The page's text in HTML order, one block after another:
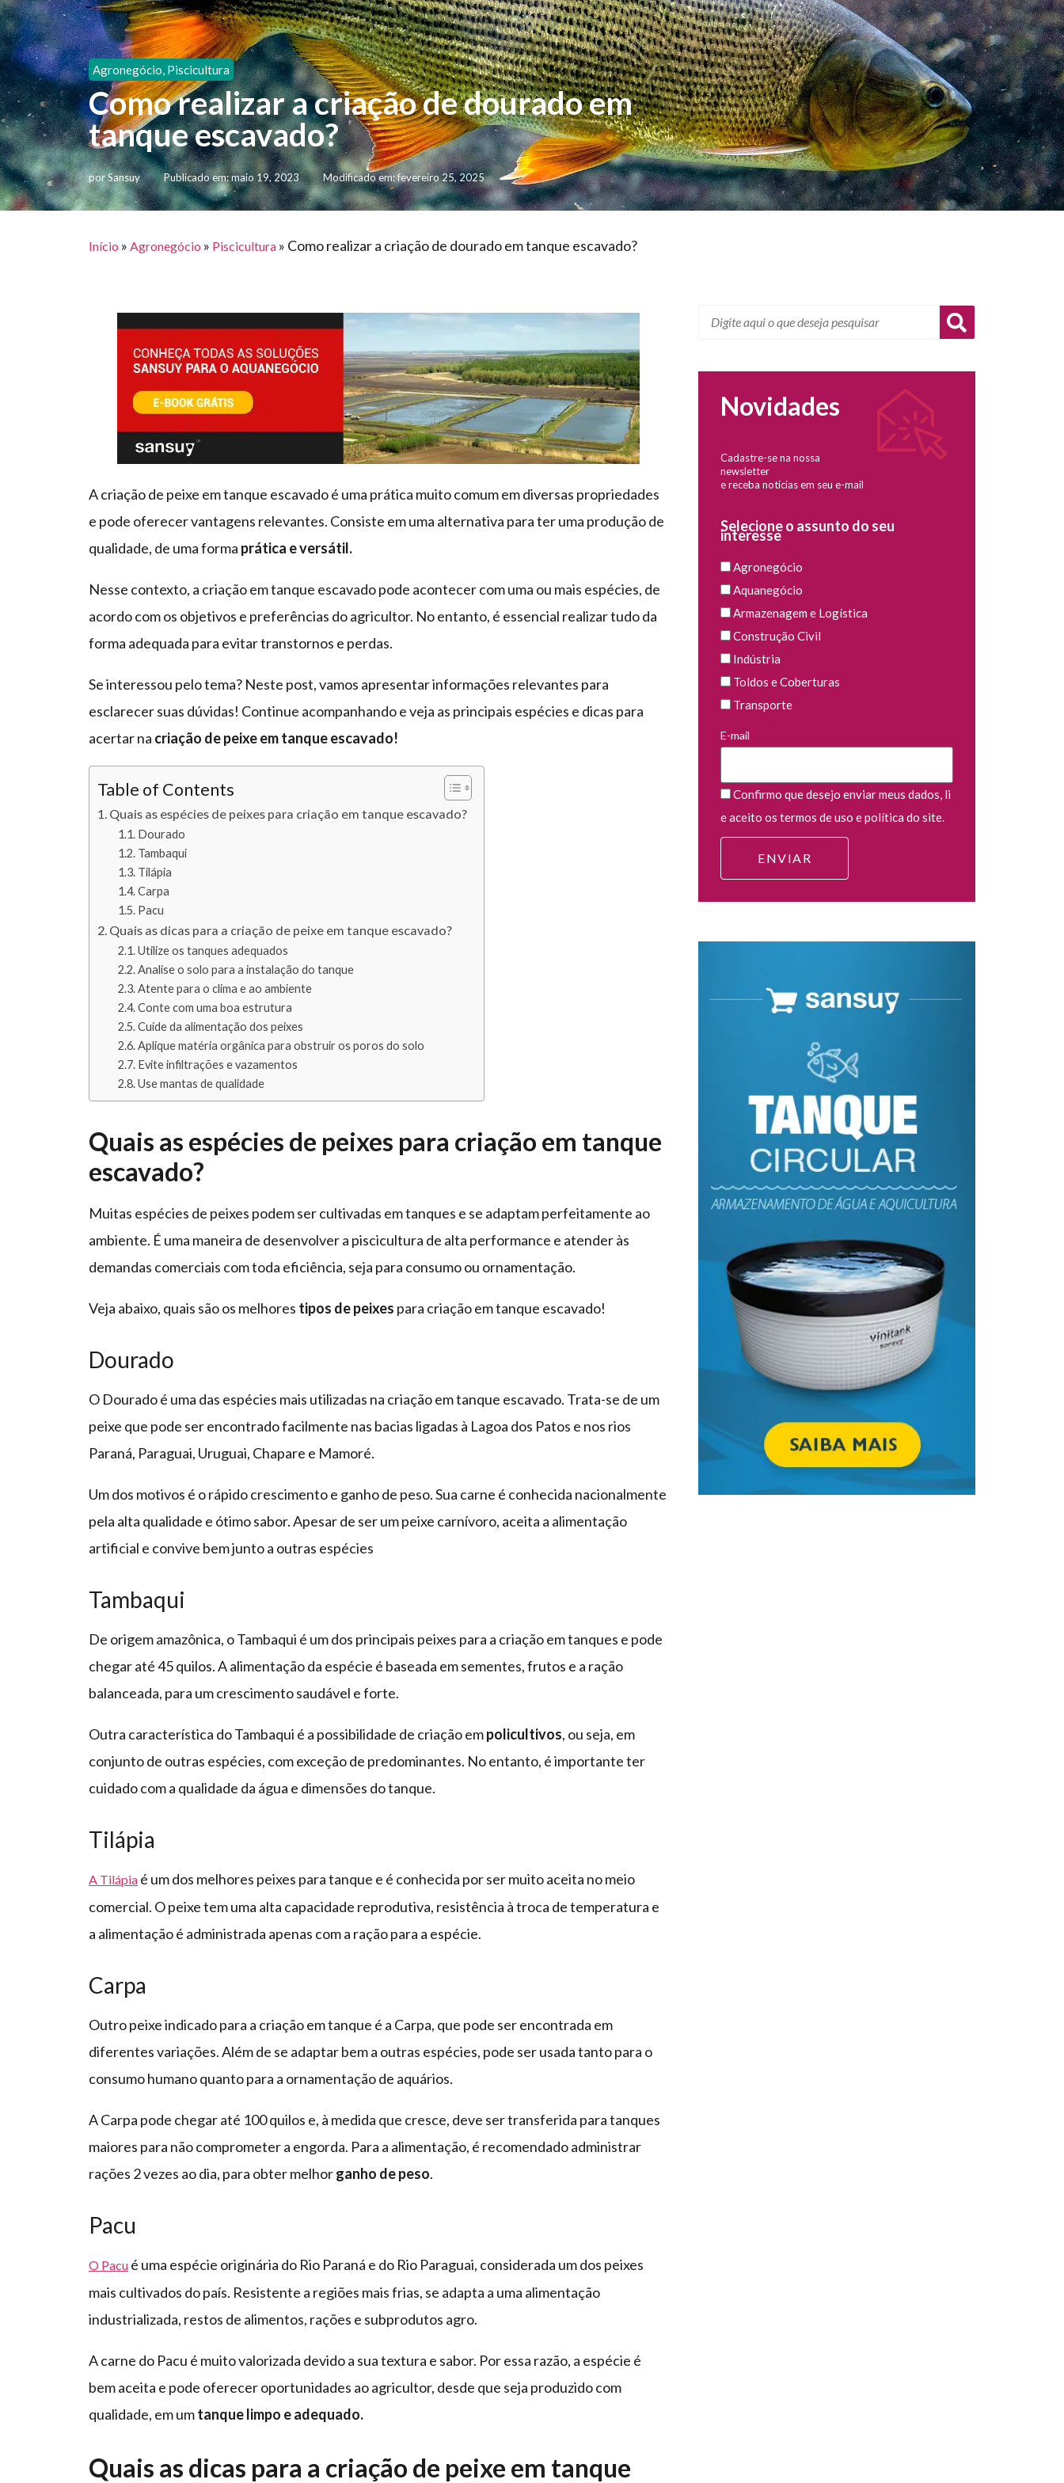
Agronegócio, Piscicultura
Como realizar a criação de dourado em
tanque escavado?
porSansuy Publicado em:maio 19, 2023 Modificado em: fevereiro 25, 2025
Início » Agronegócio » Piscicultura » Como realizar a criação de dourado em tanque escavado?
A criação de peixe em tanque escavado é uma prática muito comum em diversas propriedades
e pode oferecer vantagens relevantes. Consiste em uma alternativa para ter uma produção de
qualidade, de uma forma prática e versátil.
Nesse contexto, a criação em tanque escavado pode acontecer com uma ou mais espécies, de
acordo com os objetivos e preferências do agricultor. No entanto, é essencial realizar tudo da
forma adequada para evitar transtornos e perdas.
Se interessou pelo tema? Neste post, vamos apresentar informações relevantes para
esclarecer suas dúvidas! Continue acompanhando e veja as principais espécies e dicas para
acertar na criação de peixe em tanque escavado!
Table of Contents
Quais as espécies de peixes para criação em tanque escavado?
Dourado
Tambaqui
Tilápia
Carpa
Pacu
Quais as dicas para a criação de peixe em tanque escavado?
Utilize os tanques adequados
Analise o solo para a instalação do tanque
Atente para o clima e ao ambiente
Conte com uma boa estrutura
Cuide da alimentação dos peixes
Aplique matéria orgânica para obstruir os poros do solo
Evite infiltrações e vazamentos
Use mantas de qualidade
Quais as espécies de peixes para criação em tanque
escavado?
Muitas espécies de peixes podem ser cultivadas em tanques e se adaptam perfeitamente ao
ambiente. É uma maneira de desenvolver a piscicultura de alta performance e atender às
demandas comerciais com toda eficiência, seja para consumo ou ornamentação.
Veja abaixo, quais são os melhores tipos de peixes para criação em tanque escavado!
Dourado
O Dourado é uma das espécies mais utilizadas na criação em tanque escavado. Trata-se de um
peixe que pode ser encontrado facilmente nas bacias ligadas à Lagoa dos Patos e nos rios
Paraná, Paraguai, Uruguai, Chapare e Mamoré.
Um dos motivos é o rápido crescimento e ganho de peso. Sua carne é conhecida nacionalmente
pela alta qualidade e ótimo sabor. Apesar de ser um peixe carnívoro, aceita a alimentação
artificial e convive bem junto a outras espécies
Tambaqui
De origem amazônica, o Tambaqui é um dos principais peixes para a criação em tanques e pode
chegar até 45 quilos. A alimentação da espécie é baseada em sementes, frutos e a ração
balanceada, para um crescimento saudável e forte.
Outra característica do Tambaqui é a possibilidade de criação empolicultivos, ou seja, em
conjunto de outras espécies, com exceção de predominantes. No entanto, é importante ter
cuidado com a qualidade da água e dimensões do tanque.
Tilápia
A Tilápia é um dos melhores peixes para tanque e é conhecida por ser muito aceita no meio
comercial. O peixe tem uma alta capacidade reprodutiva, resistência à troca de temperatura e
a alimentação é administrada apenas com a ração para a espécie.
Carpa
Outro peixe indicado para a criação em tanque é a Carpa, que pode ser encontrada em
diferentes variações. Além de se adaptar bem a outras espécies, pode ser usada tanto para o
consumo humano quanto para a ornamentação de aquários.
A Carpa pode chegar até 100 quilos e, à medida que cresce, deve ser transferida para tanques
maiores para não comprometer a engorda. Para a alimentação, é recomendado administrar
rações 2 vezes ao dia, para obter melhorganho de peso.
Pacu
O Pacu é uma espécie originária do Rio Paraná e do Rio Paraguai, considerada um dos peixes
mais cultivados do país. Resistente a regiões mais frias, se adapta a uma alimentação
industrializada, restos de alimentos, rações e subprodutos agro.
A carne do Pacu é muito valorizada devido a sua textura e sabor. Por essa razão, a espécie é
bem aceita e pode oferecer oportunidades ao agricultor, desde que seja produzido com
qualidade, em umtanque limpo e adequado.
Quais as dicas para a criação de peixe em tanque
Novidades
Cadastre-se na nossa
newsletter
e receba notícias em seu e-mail
Selecione o assunto do seu
interesse
Agronegócio
Aquanegócio
Armazenagem e Logística
Construção Civil
Indústria
Toldos e Coberturas
Transporte
E-mail
Confirmo que desejo enviar meus dados, li
e aceito os termos de uso e política do site.